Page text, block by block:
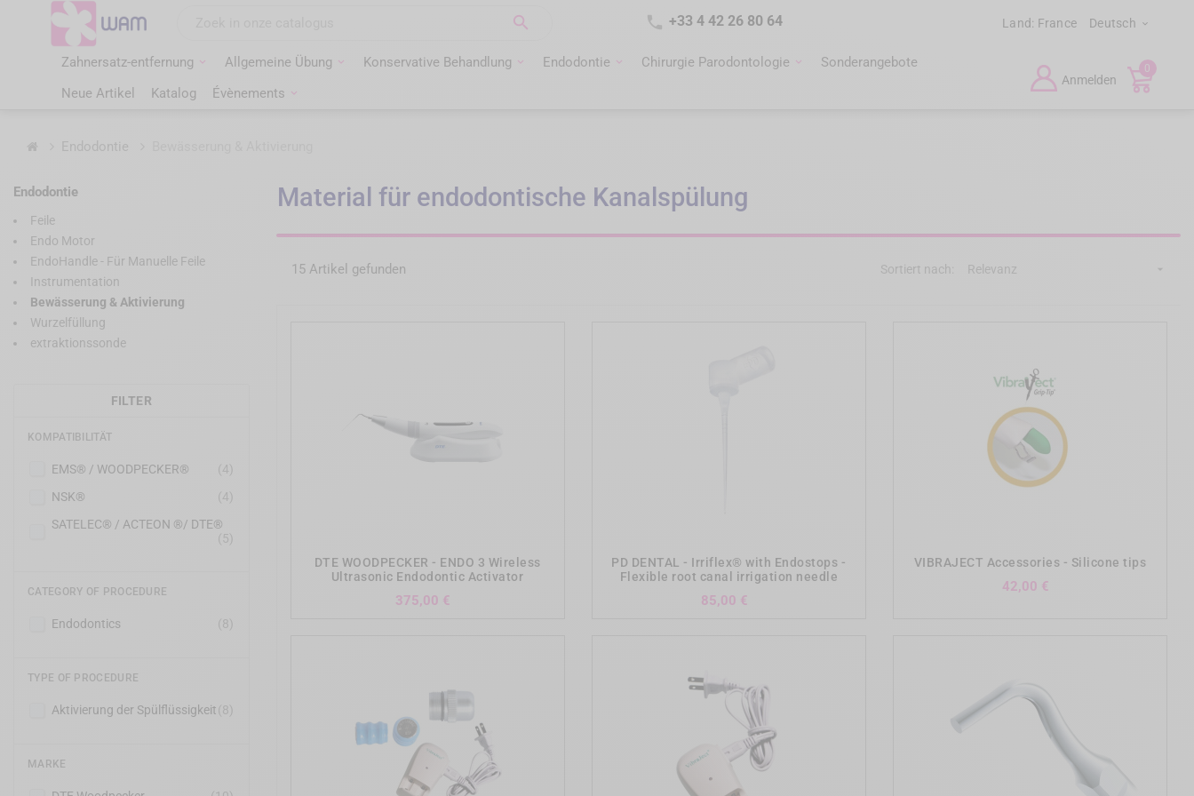
  +33 4 42 26 80 64 Land: France Deutsch 
Zahnersatz-entfernung Allgemeine Übung Konservative Behandlung Endodontie Chirurgie Parodontologie
Sonderangebote
Neue Artikel
Katalog Évènements
Anmelden
0
Startseite
Endodontie
Endodontie
Feile
Endo Motor
EndoHandle - Für Manuelle Feile
Instrumentation
Bewässerung & Aktivierung
Wurzelfüllung
extraktionssonde
FILTER
KOMPATIBILITÄT
EMS® / WOODPECKER®
(4)
NSK®
(4)
SATELEC® / ACTEON ®/ DTE®
(5)
CATEGORY OF PROCEDURE
Endodontics (8)
TYPE OF PROCEDURE
Aktivierung der Spülflüssigkeit(8)
MARKE
Material für endodontische Kanalspülung
15 Artikel gefunden Sortiert nach: Relevanz 
DTE WOODPECKER - ENDO 3 Wireless
Ultrasonic Endodontic Activator
375,00 €
PD DENTAL - Irriflex® with Endostops -
Flexible root canal irrigation needle
85,00 €
VIBRAJECT Accessories - Silicone tips
42,00 €